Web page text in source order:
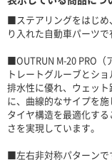
■ステアリングをはじめ
り入れた自動車パーツで
■OUTRUN M-20 PRO
トレートグルーブとシ
排水性に優れ、ウェッ
に、曲線的なサイプを施
タイヤ構造を最適化す
さを実現しています。
■左右非対称パターンで